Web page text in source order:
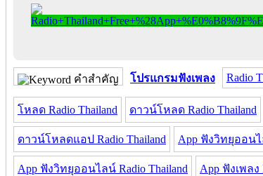
คำสำคัญ โปรแกรมฟังเพลง Radio
โหลด Radio Thailand ดาวน์โหลด Radio Thailand
ดาวน์โหลดแอป Radio Thailand App ฟังวิทยุออน
App ฟังวิทยุออนไลน์ Radio Thailand App ฟังเพลง